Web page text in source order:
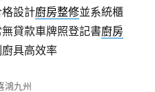
設計廚房整修並系統櫃
貸款車牌照登記書廚房
具高效率
鴻九州